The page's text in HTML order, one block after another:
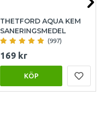
THETFORD AQUA KEM
SANERINGSMEDEL
(997)
169 kr
KÖP